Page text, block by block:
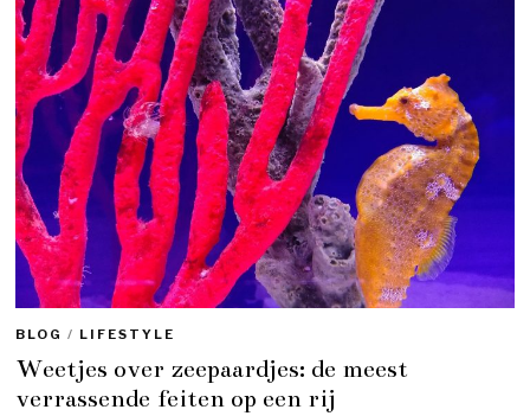
BLOG / LIFESTYLE
Weetjes over zeepaardjes: de meest
verrassende feiten op een rij